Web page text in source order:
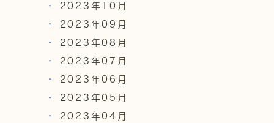
2023年10月
2023年09月
2023年08月
2023年07月
2023年06月
2023年05月
2023年04月